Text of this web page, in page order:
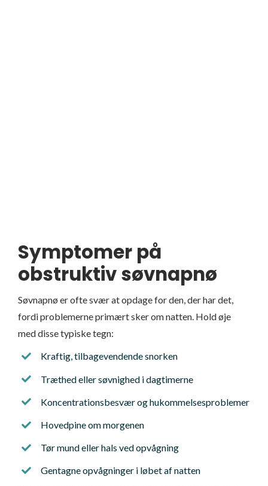
Symptomer på
obstruktiv søvnapnø
Søvnapnø er ofte svær at opdage for den, der har det,
fordi problemerne primært sker om natten. Hold øje
med disse typiske tegn:
Kraftig, tilbagevendende snorken
Træthed eller søvnighed i dagtimerne
Koncentrationsbesvær og hukommelsesproblemer
Hovedpine om morgenen
Tør mund eller hals ved opvågning
Gentagne opvågninger i løbet af natten